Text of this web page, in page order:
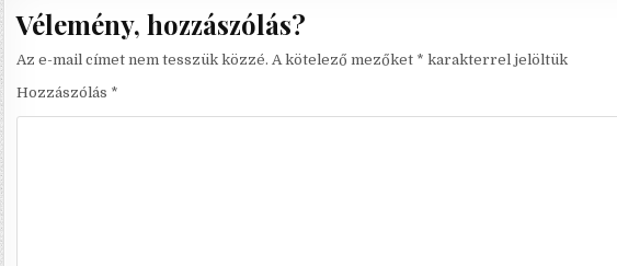
Vélemény, hozzászólás?
Az e-mail címet nem tesszük közzé. A kötelező mezőket * karakterrel jelöltük
Hozzászólás *